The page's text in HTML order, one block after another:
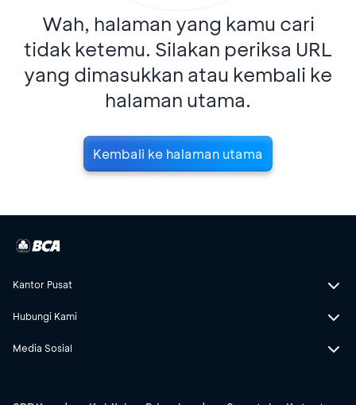
Wah, halaman yang kamu cari
tidak ketemu. Silakan periksa URL
yang dimasukkan atau kembali ke
halaman utama.
Kembali ke halaman utama
Kantor Pusat
Hubungi Kami
Media Sosial